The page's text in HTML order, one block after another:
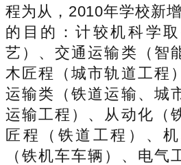
程为从，2010年学校新
的目的：计较机科学
艺）、交通运输类（智
木匠程（城市轨道工程
运输类（铁道运输、城
运输工程）、从动化（
匠程（铁道工程）、
（铁机车车辆）、电气